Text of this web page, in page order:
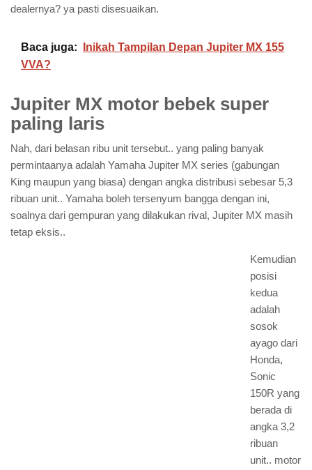
dealernya? ya pasti disesuaikan.
Baca juga:
Inikah Tampilan Depan Jupiter MX 155
VVA?
Jupiter MX motor bebek super
paling laris
Nah, dari belasan ribu unit tersebut.. yang paling banyak
permintaanya adalah Yamaha Jupiter MX series (gabungan
King maupun yang biasa) dengan angka distribusi sebesar 5,3
ribuan unit.. Yamaha boleh tersenyum bangga dengan ini,
soalnya dari gempuran yang dilakukan rival, Jupiter MX masih
tetap eksis..
Kemudian
posisi
kedua
adalah
sosok
ayago dari
Honda,
Sonic
150R yang
berada di
angka 3,2
ribuan
unit.. motor